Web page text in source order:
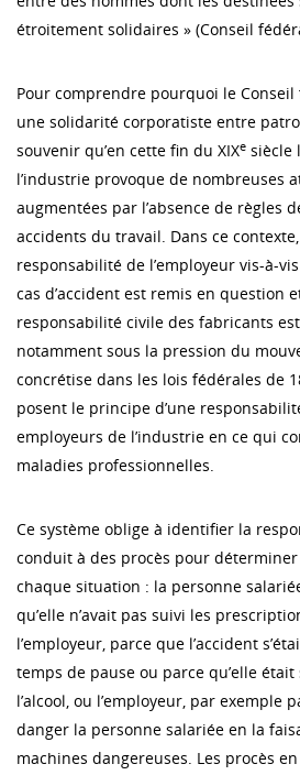
étroitement solidaires » (Conseil
Pour comprendre pourquoi le
une solidarité corporatiste entre
souvenir qu’en cette fin du XIXe siècle
l’industrie provoque de nombreuses
augmentées par l’absence de règles
accidents du travail. Dans ce
responsabilité de l’employeur vis-à-
cas d’accident est remis en question
responsabilité civile des fabricants
notamment sous la pression du
concrétise dans les lois fédérales de
posent le principe d’une
employeurs de l’industrie en ce qui
maladies professionnelles.
Ce système oblige à identifier la
conduit à des procès pour
chaque situation : la personne
qu’elle n’avait pas suivi les
l’employeur, parce que l’accident
temps de pause ou parce qu’elle était
l’alcool, ou l’employeur, par exemple
danger la personne salariée en la
machines dangereuses. Les procès